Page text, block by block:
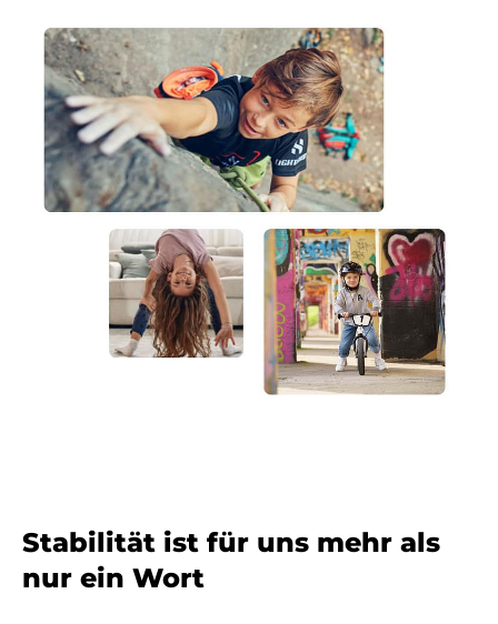
Stabilität ist für uns mehr als
nur ein Wort